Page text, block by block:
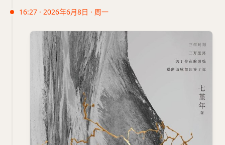
16:27 · 2026年6月8日 · 周一